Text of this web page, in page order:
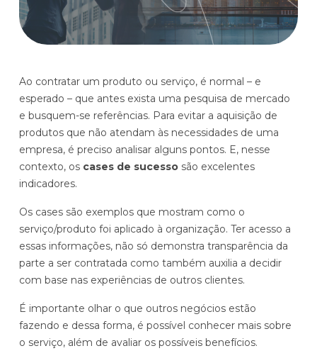
Prophix Fluxo (Cash Management)
de caixa.
Complexidade de gestão de caixa baixa e média
Empresas que faturam entre R$30M e R$200M por ano
Conheça o produto
Plataforma Financeira com IA
Automatize planejamento, fechamento e
análises com inteligência artificial integrada.
orçamentária
Distribuição e Logística
Ao contratar um produto ou serviço, é normal – e
esperado – que antes exista uma pesquisa de mercado
e busquem-se referências. Para evitar a aquisição de
produtos que não atendam às necessidades de uma
empresa, é preciso analisar alguns pontos. E, nesse
contexto, os cases de sucesso são excelentes
indicadores.
Os cases são exemplos que mostram como o
serviço/produto foi aplicado à organização. Ter acesso a
essas informações, não só demonstra transparência da
parte a ser contratada como também auxilia a decidir
com base nas experiências de outros clientes.
É importante olhar o que outros negócios estão
fazendo e dessa forma, é possível conhecer mais sobre
o serviço, além de avaliar os possíveis benefícios.